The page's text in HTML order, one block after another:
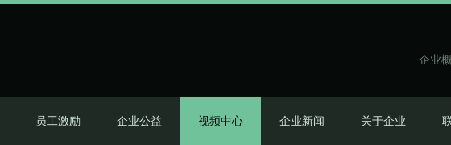
企业
员工激励 企业公益 视频中心 企业新闻 关于企业